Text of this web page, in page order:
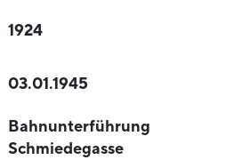
1924
03.01.1945
Bahnunterführung
Schmiedegasse